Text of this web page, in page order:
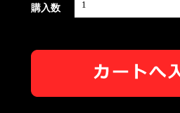
購入数